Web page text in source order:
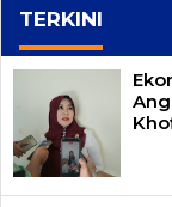
TERKINI